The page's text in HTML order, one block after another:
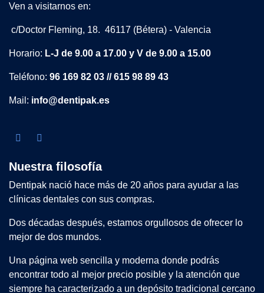
Ven a visitarnos en:
c/Doctor Fleming, 18. 46117 (Bétera) - Valencia
Horario: L-J de 9.00 a 17.00 y V de 9.00 a 15.00
Teléfono: 96 169 82 03 // 615 98 89 43
Mail: info@dentipak.es
Nuestra filosofía
Dentipak nació hace más de 20 años para ayudar a las
clínicas dentales con sus compras.
Dos décadas después, estamos orgullosos de ofrecer lo
mejor de dos mundos.
Una página web sencilla y moderna donde podrás
encontrar todo al mejor precio posible y la atención que
siempre ha caracterizado a un depósito tradicional cercano